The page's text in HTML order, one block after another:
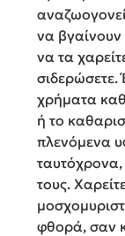
να βγαίνουν
να τα
σιδερώσετε.
χρήματα
ή το
πλενόμενα
ταυτόχρονα,
τους.
φθορά, σαν